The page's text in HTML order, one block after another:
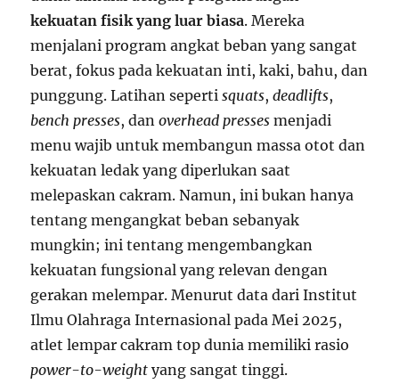
kekuatan fisik yang luar biasa. Mereka
menjalani program angkat beban yang sangat
berat, fokus pada kekuatan inti, kaki, bahu, dan
punggung. Latihan sepertisquats,deadlifts,
bench presses, danoverhead presses menjadi
menu wajib untuk membangun massa otot dan
kekuatan ledak yang diperlukan saat
melepaskan cakram. Namun, ini bukan hanya
tentang mengangkat beban sebanyak
mungkin; ini tentang mengembangkan
kekuatan fungsional yang relevan dengan
gerakan melempar. Menurut data dari Institut
Ilmu Olahraga Internasional pada Mei 2025,
atlet lempar cakram top dunia memiliki rasio
power-to-weight yang sangat tinggi.